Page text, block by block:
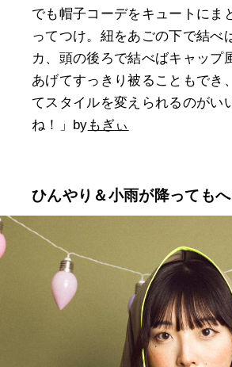
でも帽子コーデをキュートにま
ってつけ。紐をあごの下で結べ
カ、頭の後ろで結べばキャップ
あげてすっきり被ることもでき
てスタイルを変えられるのがい
ね！」by もぎぃ
ひんやり＆小雨が降っても